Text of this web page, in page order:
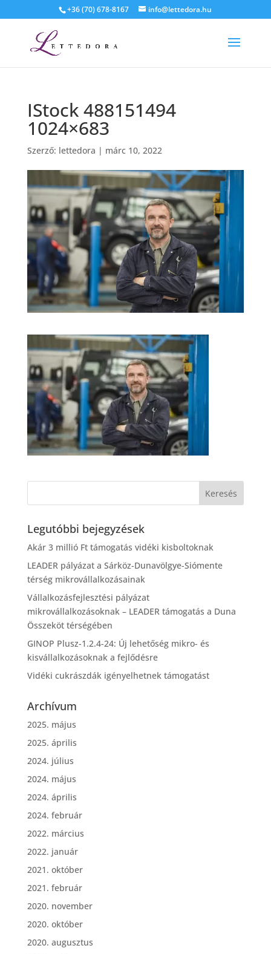
+36 (70) 678-8167 info@lettedora.hu
IStock 488151494
1024×683
Szerző: lettedora | márc 10, 2022
Legutóbbi bejegyzések
Akár 3 millió Ft támogatás vidéki kisboltoknak
LEADER pályázat a Sárköz-Dunavölgye-Siómente
térség mikrovállalkozásainak
Vállalkozásfejlesztési pályázat
mikrovállalkozásoknak – LEADER támogatás a Duna
Összeköt térségében
GINOP Plusz-1.2.4-24: Új lehetőség mikro- és
kisvállalkozásoknak a fejlődésre
Vidéki cukrászdák igényelhetnek támogatást
Archívum
2025. május
2025. április
2024. július
2024. május
2024. április
2024. február
2022. március
2022. január
2021. október
2021. február
2020. november
2020. október
2020. augusztus